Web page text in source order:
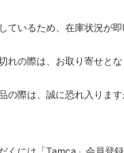
ているため、在庫状況が
れの際は、お取り寄せと
の際は、誠に恐れ入ります